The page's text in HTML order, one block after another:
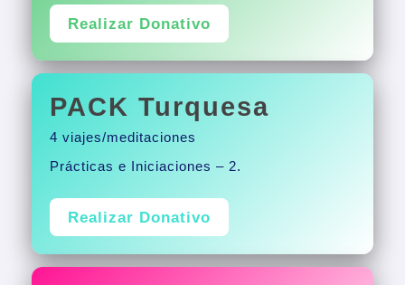
Realizar Donativo
PACK Turquesa
4 viajes/meditaciones
Prácticas e Iniciaciones – 2.
Realizar Donativo